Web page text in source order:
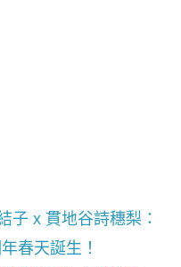
子 x 貫地谷詩穗梨：
春天誕生！